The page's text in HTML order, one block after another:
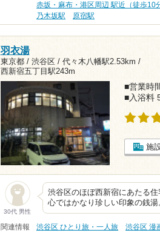
赤坂・麻布・港区周辺 駅近（徒歩10
乃木坂駅
原宿駅
羽衣湯
東京都 / 渋谷区 / 代々木八幡駅2.53km /
西新宿五丁目駅243m
■営業時
■入浴料
施
30代 男性
渋谷区のほぼ西新宿にあたる
心ではかなり珍しい印象の銭
関連情報 渋谷区 ひとり旅・一人旅 渋谷区 漫